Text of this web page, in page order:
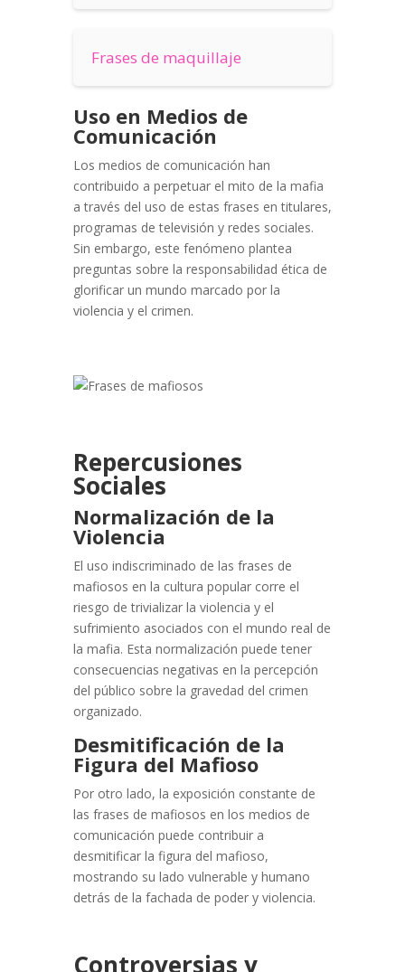
Frases de maquillaje
Uso en Medios de
Comunicación
Los medios de comunicación han
contribuido a perpetuar el mito de la mafia
a través del uso de estas frases en titulares,
programas de televisión y redes sociales.
Sin embargo, este fenómeno plantea
preguntas sobre la responsabilidad ética de
glorificar un mundo marcado por la
violencia y el crimen.
Repercusiones
Sociales
Normalización de la
Violencia
El uso indiscriminado de las frases de
mafiosos en la cultura popular corre el
riesgo de trivializar la violencia y el
sufrimiento asociados con el mundo real de
la mafia. Esta normalización puede tener
consecuencias negativas en la percepción
del público sobre la gravedad del crimen
organizado.
Desmitificación de la
Figura del Mafioso
Por otro lado, la exposición constante de
las frases de mafiosos en los medios de
comunicación puede contribuir a
desmitificar la figura del mafioso,
mostrando su lado vulnerable y humano
detrás de la fachada de poder y violencia.
Controversias y